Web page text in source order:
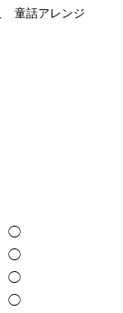
童話アレンジ
◯
◯
◯
◯